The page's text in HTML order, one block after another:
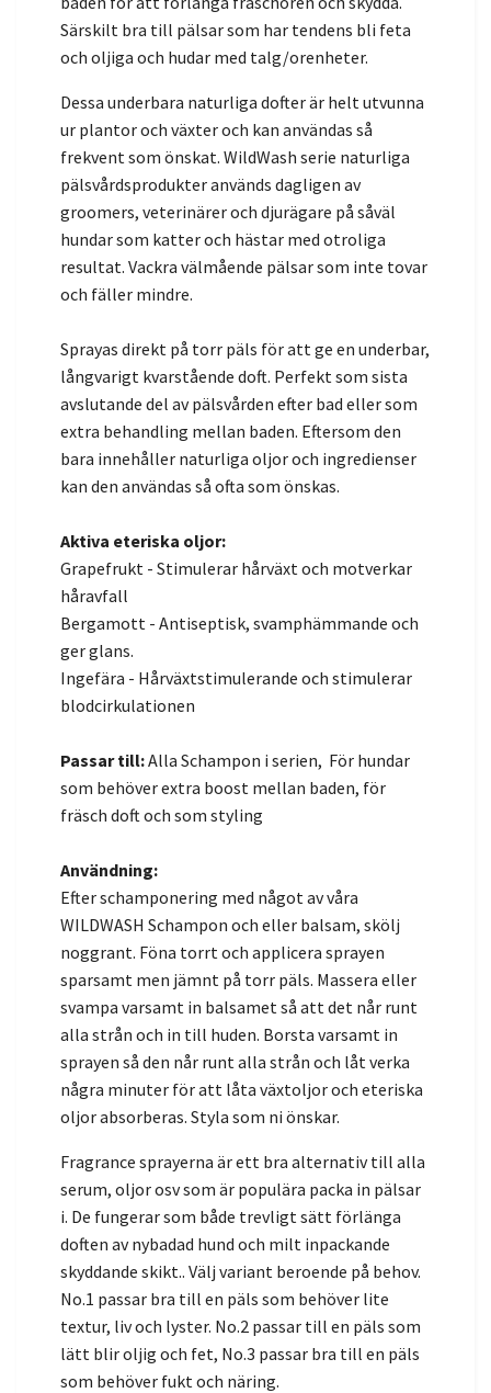
Särskilt bra till pälsar som har tendens bli feta
och oljiga och hudar med talg/orenheter.
Dessa underbara naturliga dofter är helt utvunna
ur plantor och växter och kan användas så
frekvent som önskat. WildWash serie naturliga
pälsvårdsprodukter används dagligen av
groomers, veterinärer och djurägare på såväl
hundar som katter och hästar med otroliga
resultat. Vackra välmående pälsar som inte tovar
och fäller mindre.
Sprayas direkt på torr päls för att ge en underbar,
långvarigt kvarstående doft. Perfekt som sista
avslutande del av pälsvården efter bad eller som
extra behandling mellan baden. Eftersom den
bara innehåller naturliga oljor och ingredienser
kan den användas så ofta som önskas.
Aktiva eteriska oljor:
Grapefrukt - Stimulerar hårväxt och motverkar
håravfall
Bergamott - Antiseptisk, svamphämmande och
ger glans.
Ingefära - Hårväxtstimulerande och stimulerar
blodcirkulationen
Passar till:Alla Schampon i serien, För hundar
som behöver extra boost mellan baden, för
fräsch doft och som styling
Användning:
Efter schamponering med något av våra
WILDWASH Schampon och eller balsam, skölj
noggrant. Föna torrt och applicera sprayen
sparsamt men jämnt på torr päls. Massera eller
svampa varsamt in balsamet så att det når runt
alla strån och in till huden. Borsta varsamt in
sprayen så den når runt alla strån och låt verka
några minuter för att låta växtoljor och eteriska
oljor absorberas. Styla som ni önskar.
Fragrance sprayerna är ett bra alternativ till alla
serum, oljor osv som är populära packa in pälsar
i. De fungerar som både trevligt sätt förlänga
doften av nybadad hund och milt inpackande
skyddande skikt.. Välj variant beroende på behov.
No.1 passar bra till en päls som behöver lite
textur, liv och lyster. No.2 passar till en päls som
lätt blir oljig och fet, No.3 passar bra till en päls
som behöver fukt och näring.